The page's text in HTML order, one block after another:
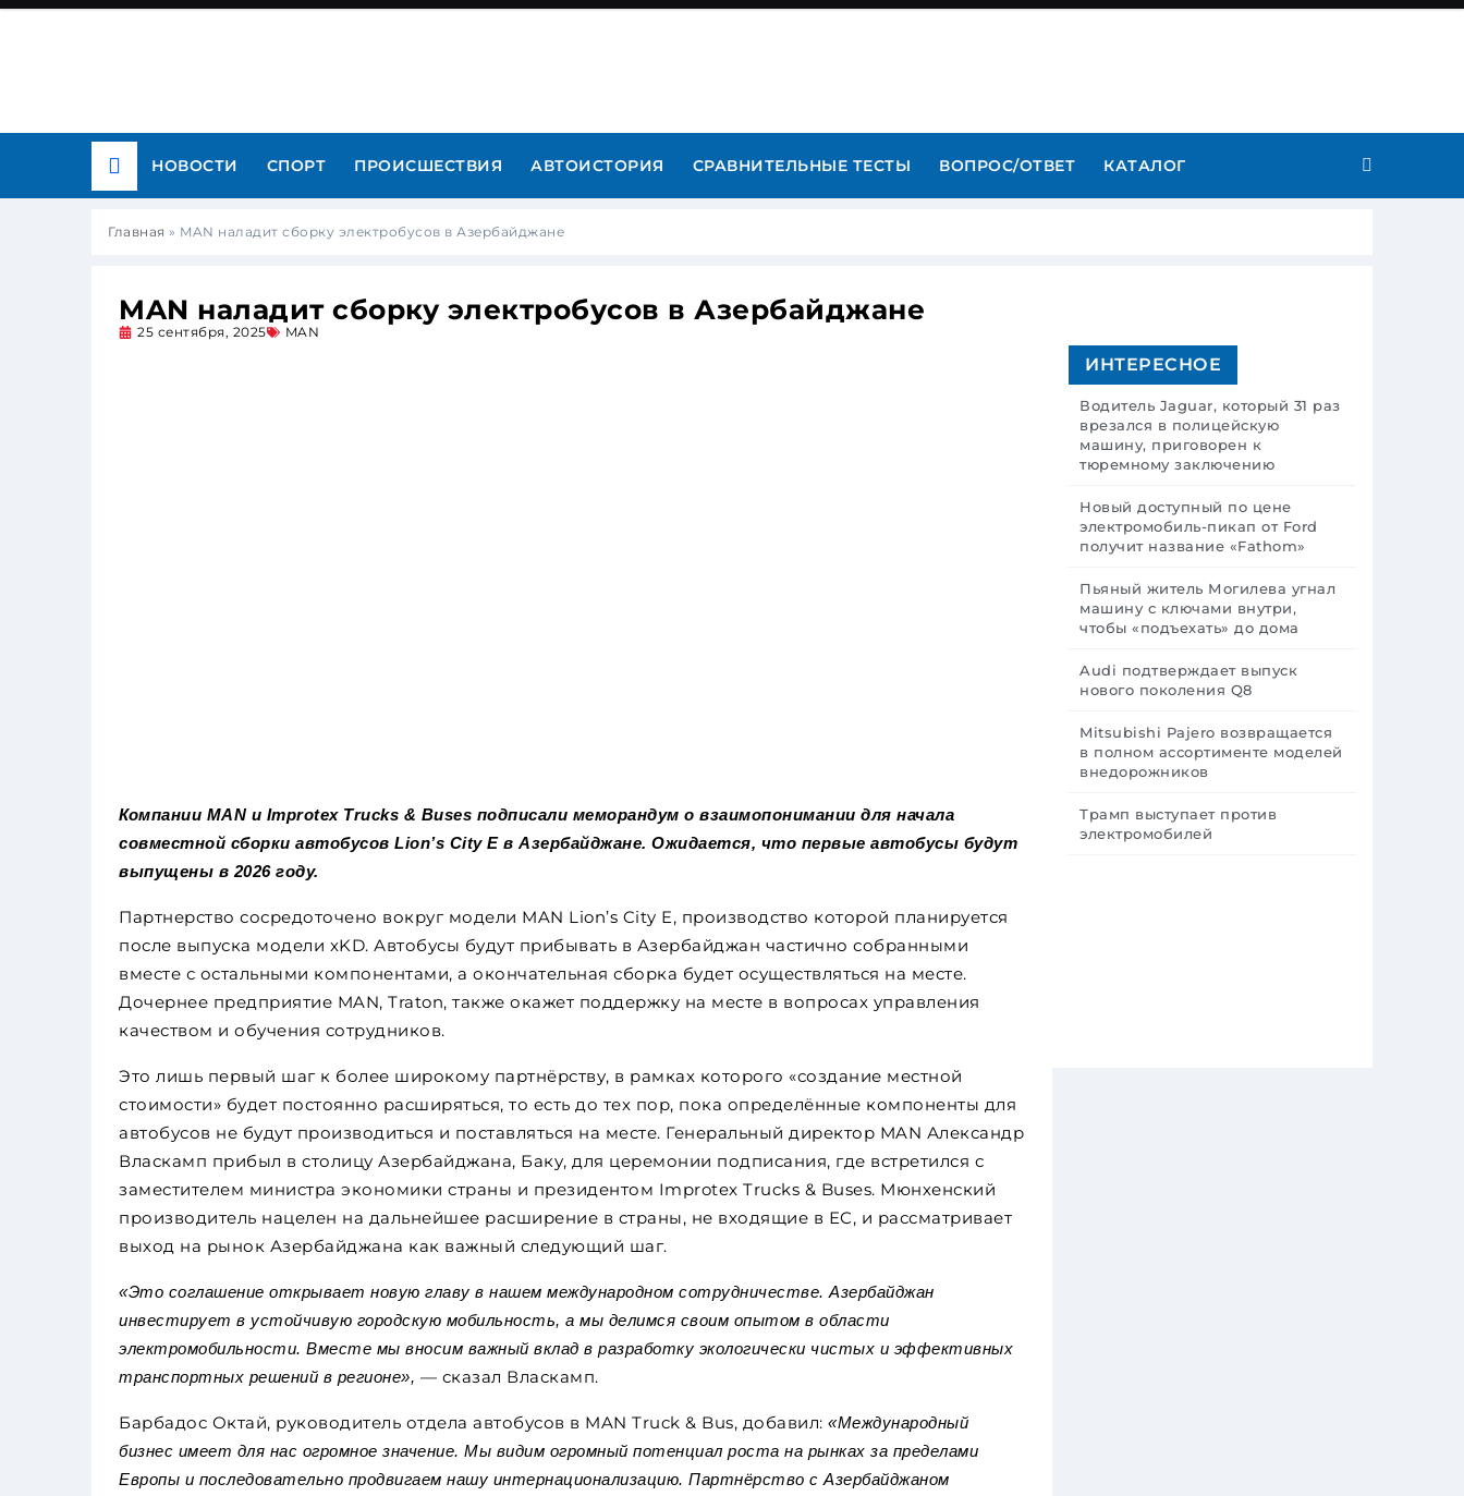
НОВОСТИ СПОРТ ПРОИСШЕСТВИЯ АВТОИСТОРИЯ СРАВНИТЕЛЬНЫЕ ТЕСТЫ ВОПРОС/ОТВЕТ КАТАЛОГ
Главная » MAN наладит сборку электробусов в Азербайджане
MAN наладит сборку электробусов в Азербайджане
25 сентября, 2025 MAN
Компании MAN и Improtex Trucks & Buses подписали меморандум о взаимопонимании для начала
совместной сборки автобусов Lion’s City E в Азербайджане. Ожидается, что первые автобусы будут
выпущены в 2026 году.
Партнерство сосредоточено вокруг модели MAN Lion’s City E, производство которой планируется
после выпуска модели xKD. Автобусы будут прибывать в Азербайджан частично собранными
вместе с остальными компонентами, а окончательная сборка будет осуществляться на месте.
Дочернее предприятие MAN, Traton, также окажет поддержку на месте в вопросах управления
качеством и обучения сотрудников.
Это лишь первый шаг к более широкому партнёрству, в рамках которого «создание местной
стоимости» будет постоянно расширяться, то есть до тех пор, пока определённые компоненты для
автобусов не будут производиться и поставляться на месте. Генеральный директор MAN Александр
Власкамп прибыл в столицу Азербайджана, Баку, для церемонии подписания, где встретился с
заместителем министра экономики страны и президентом Improtex Trucks & Buses. Мюнхенский
производитель нацелен на дальнейшее расширение в страны, не входящие в ЕС, и рассматривает
выход на рынок Азербайджана как важный следующий шаг.
«Это соглашение открывает новую главу в нашем международном сотрудничестве. Азербайджан
инвестирует в устойчивую городскую мобильность, а мы делимся своим опытом в области
электромобильности. Вместе мы вносим важный вклад в разработку экологически чистых и эффективных
транспортных решений в регионе», — сказал Власкамп.
Барбадос Октай, руководитель отдела автобусов в MAN Truck & Bus, добавил: «Международный
бизнес имеет для нас огромное значение. Мы видим огромный потенциал роста на рынках за пределами
Европы и последовательно продвигаем нашу интернационализацию. Партнёрство с Азербайджаном
ИНТЕРЕСНОЕ
Водитель Jaguar, который 31 раз
врезался в полицейскую
машину, приговорен к
тюремному заключению
Новый доступный по цене
электромобиль-пикап от Ford
получит название «Fathom»
Пьяный житель Могилева угнал
машину с ключами внутри,
чтобы «подъехать» до дома
Audi подтверждает выпуск
нового поколения Q8
Mitsubishi Pajero возвращается
в полном ассортименте моделей
внедорожников
Трамп выступает против
электромобилей